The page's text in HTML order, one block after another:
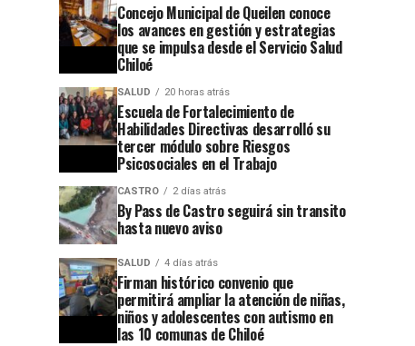
Concejo Municipal de Queilen conoce
los avances en gestión y estrategias
que se impulsa desde el Servicio Salud
Chiloé
SALUD 20 horas atrás
Escuela de Fortalecimiento de
Habilidades Directivas desarrolló su
tercer módulo sobre Riesgos
Psicosociales en el Trabajo
CASTRO 2 días atrás
By Pass de Castro seguirá sin transito
hasta nuevo aviso
SALUD 4 días atrás
Firman histórico convenio que
permitirá ampliar la atención de niñas,
niños y adolescentes con autismo en
las 10 comunas de Chiloé